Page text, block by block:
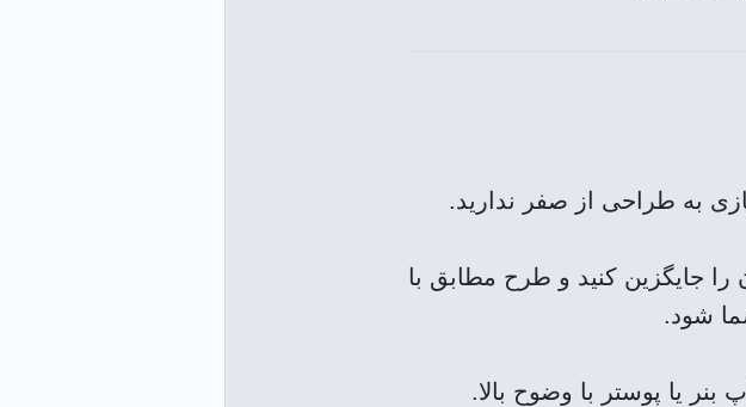
به طراحی از صفر ندارید.
را جایگزین کنید و طرح مطابق با
شود.
یا پوستر با وضوح بالا.